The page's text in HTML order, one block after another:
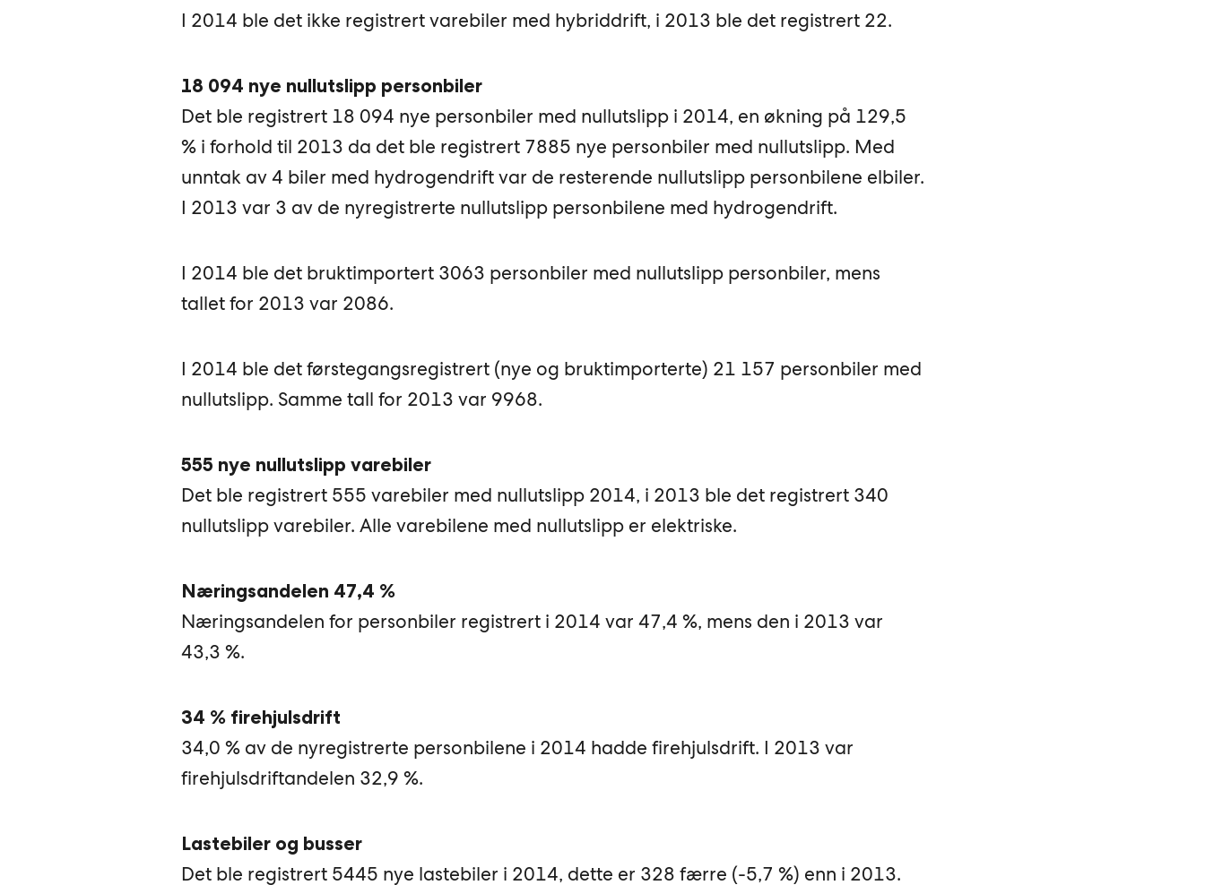
I 2014 ble det ikke registrert varebiler med hybriddrift, i 2013 ble det registrert 22.
18 094 nye nullutslipp personbiler
Det ble registrert 18 094 nye personbiler med nullutslipp i 2014, en økning på 129,5
% i forhold til 2013 da det ble registrert 7885 nye personbiler med nullutslipp. Med
unntak av 4 biler med hydrogendrift var de resterende nullutslipp personbilene elbiler.
I 2013 var 3 av de nyregistrerte nullutslipp personbilene med hydrogendrift.
I 2014 ble det bruktimportert 3063 personbiler med nullutslipp personbiler, mens
tallet for 2013 var 2086.
I 2014 ble det førstegangsregistrert (nye og bruktimporterte) 21 157 personbiler med
nullutslipp. Samme tall for 2013 var 9968.
555 nye nullutslipp varebiler
Det ble registrert 555 varebiler med nullutslipp 2014, i 2013 ble det registrert 340
nullutslipp varebiler. Alle varebilene med nullutslipp er elektriske.
Næringsandelen 47,4 %
Næringsandelen for personbiler registrert i 2014 var 47,4 %, mens den i 2013 var
43,3 %.
34 % firehjulsdrift
34,0 % av de nyregistrerte personbilene i 2014 hadde firehjulsdrift. I 2013 var
firehjulsdriftandelen 32,9 %.
Lastebiler og busser
Det ble registrert 5445 nye lastebiler i 2014, dette er 328 færre (-5,7 %) enn i 2013.